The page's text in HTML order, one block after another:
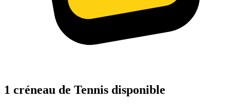
1 créneau de Tennis disponible